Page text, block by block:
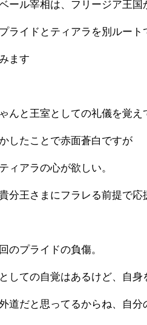
ール宰相は、フリージア王国
ライドとティアラを別ルート
ます
んと王室としての礼儀を覚
したことで赤面蒼白ですが
ィアラの心が欲しい。
分王さまにフラレる前提で応
のプライドの負傷。
しての自覚はあるけど、自
道だと思ってるからね、自分